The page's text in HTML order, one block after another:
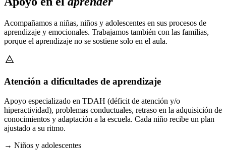
Acompañamos a niñas, niños y adolescentes en sus procesos de
aprendizaje y emocionales. Trabajamos también con las familias,
porque el aprendizaje no se sostiene solo en el aula.
Atención a dificultades de aprendizaje
Apoyo especializado en TDAH (déficit de atención y/o
hiperactividad), problemas conductuales, retraso en la adquisición de
conocimientos y adaptación a la escuela. Cada niño recibe un plan
ajustado a su ritmo.
→ Niños y adolescentes